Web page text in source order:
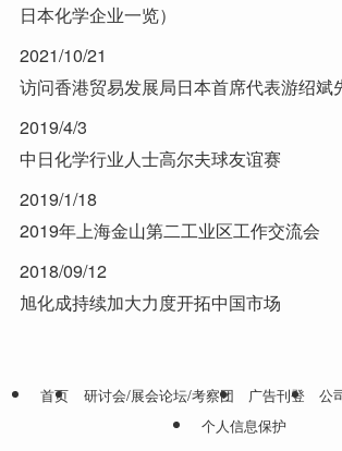
日本化学企业一览）
2021/10/21
访问香港贸易发展局日本首席代表游绍斌
2019/4/3
中日化学行业人士高尔夫球友谊赛
2019/1/18
2019年上海金山第二工业区工作交流会
2018/09/12
旭化成持续加大力度开拓中国市场
首页 研讨会/展会论坛/考察团 广告刊登 公
个人信息保护